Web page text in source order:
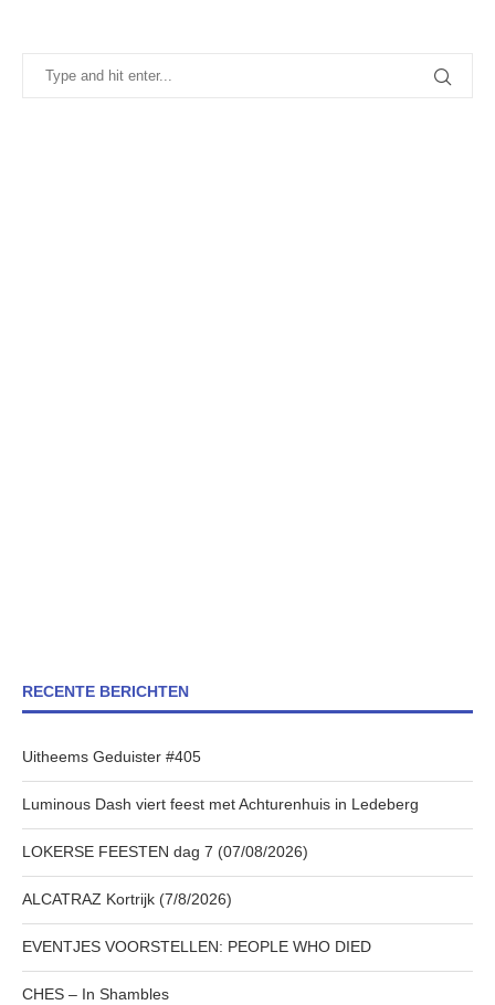
RECENTE BERICHTEN
Uitheems Geduister #405
Luminous Dash viert feest met Achturenhuis in Ledeberg
LOKERSE FEESTEN dag 7 (07/08/2026)
ALCATRAZ Kortrijk (7/8/2026)
EVENTJES VOORSTELLEN: PEOPLE WHO DIED
CHES – In Shambles